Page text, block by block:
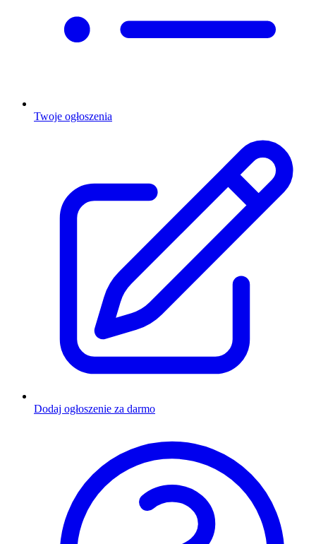
Twoje ogłoszenia
Dodaj ogłoszenie za darmo